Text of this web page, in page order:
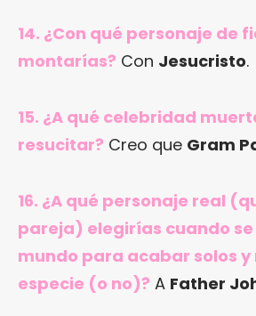
14. ¿Con qué personaje de
montarías? Con Jesucristo.
15. ¿A qué celebridad
resucitar? Creo que Gram
16. ¿A qué personaje real
pareja) elegirías cuando
mundo para acabar solos
especie (o no)? A Father